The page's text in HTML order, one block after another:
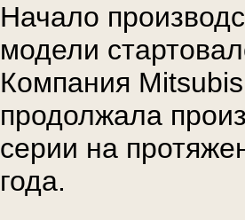
Начало
модели
Компания
продолжала
серии на
года.